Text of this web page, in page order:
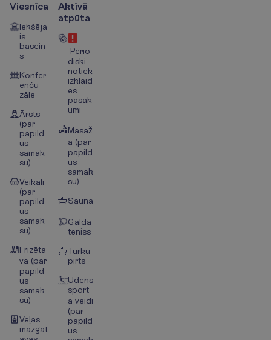
Viesnīca
Iekšēja
is
basein
s
Konfer
enču
zāle
Ārsts
(par
papild
us
samak
su)
Veikali
(par
papild
us
samak
su)
Frizēta
va (par
papild
us
samak
su)
Veļas
mazgāt
Aktīvā
atpūta
Perio
diski
notiek
izklaid
es
pasāk
umi
Masāž
a (par
papild
us
samak
su)
Sauna
Galda
teniss
Turku
pirts
Ūdens
sport
a veidi
(par
papild
us